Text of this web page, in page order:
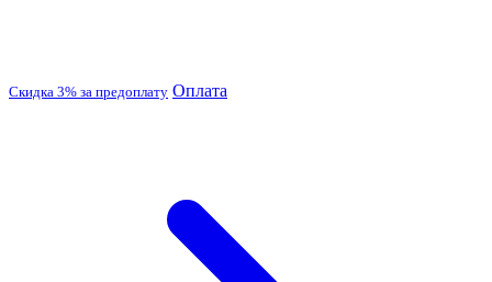
Скидка 3% за предоплату Оплата